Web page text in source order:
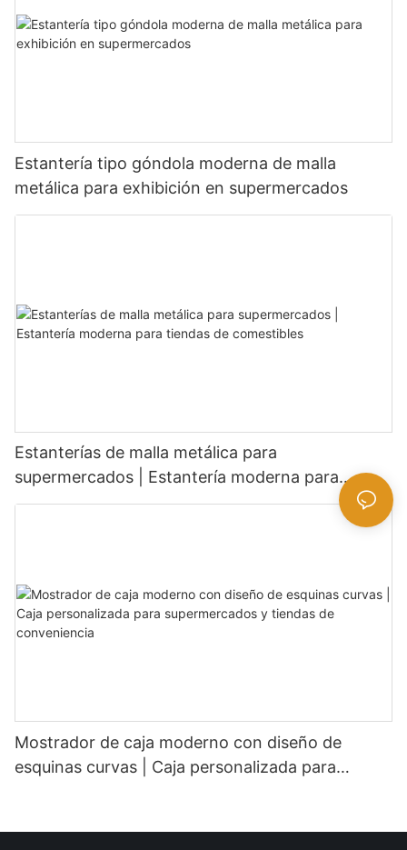
Estantería tipo góndola moderna de malla
metálica para exhibición en supermercados
Estanterías de malla metálica para
supermercados | Estantería moderna para
tiendas de comestibles
Mostrador de caja moderno con diseño de
esquinas curvas | Caja personalizada para